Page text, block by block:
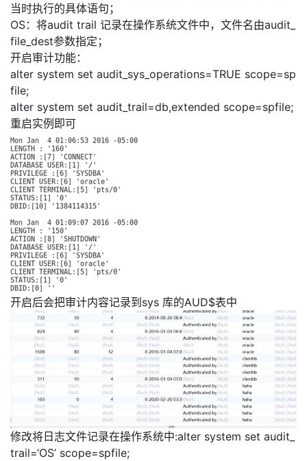
当时执行的具体语句；
OS：将audit trail 记录在操作系统文件中，文件名由audit_
file_dest参数指定；
开启审计功能：
alter system set audit_sys_operations=TRUE scope=sp
file;
alter system set audit_trail=db,extended scope=spfile;
重启实例即可
开启后会把审计内容记录到sys 库的AUD$表中
修改将日志文件记录在操作系统中:alter system set audit_
trail=‘OS’ scope=spfile;